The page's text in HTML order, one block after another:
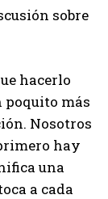
sobre
hacerlo
poquito más
Nosotros
hay
una
a cada